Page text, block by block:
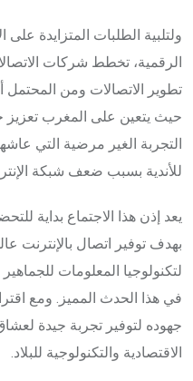
ولتلبية الطلبات المتزايدة على
الرقمية، تخطط شركات
حيث يتعين على المغرب تعزيز
التجربة الغير مرضية التي
للأندية بسبب ضعف شبكة
بهدف توفير اتصال بالإنترنت
لتكنولوجيا المعلومات
في هذا الحدث المميز. ومع
جهوده لتوفير تجربة جيدة
الاقتصادية والتكنولوجية للبلاد.